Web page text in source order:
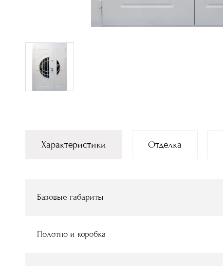
Характеристики Отделка
Базовые габариты
Полотно и коробка